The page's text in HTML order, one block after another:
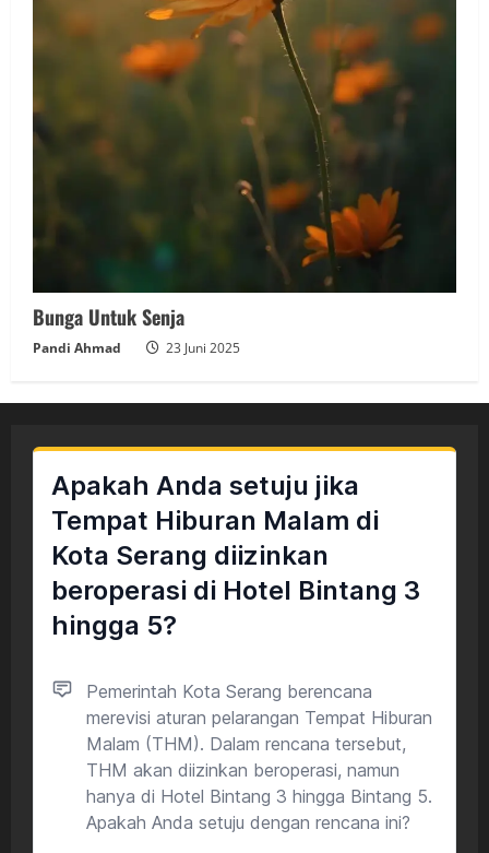
Bunga Untuk Senja
Pandi Ahmad 23 Juni 2025